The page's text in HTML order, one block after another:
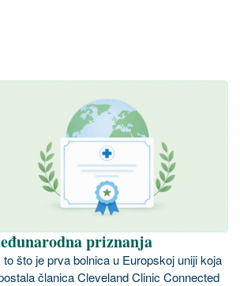
priznanja
to što je prva bolnica u Europskoj uniji koja
članica Cleveland Clinic Connected